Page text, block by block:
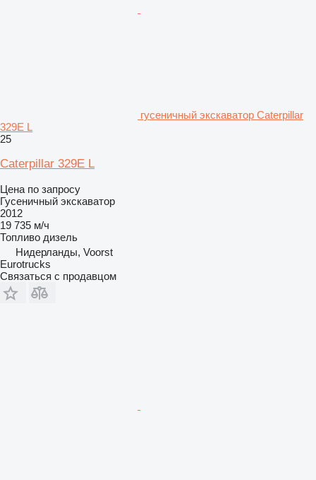
гусеничный экскаватор Caterpillar
329E L
25
Caterpillar 329E L
Цена по запросу
Гусеничный экскаватор
2012
19 735 м/ч
Топливо дизель
Нидерланды, Voorst
Eurotrucks
Связаться с продавцом